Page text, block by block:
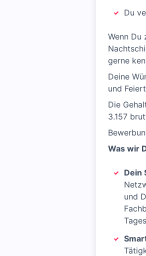
Du
Wenn Du
gerne
Deine
und
Die
3.157
Was wir
Dein
und